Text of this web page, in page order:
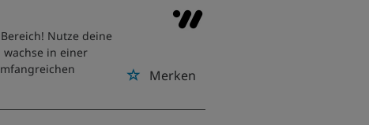
Merken
Nutze deine
in einer